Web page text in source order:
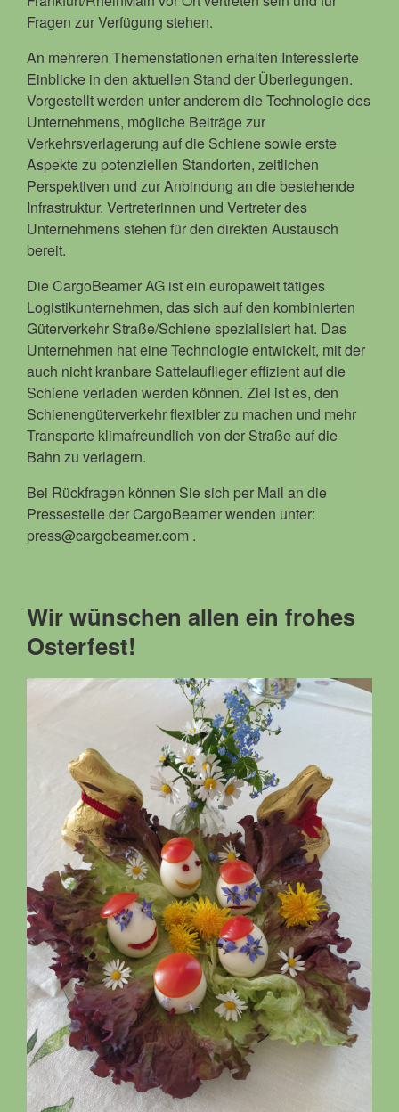
Fragen zur Verfügung stehen.
An mehreren Themenstationen erhalten Interessierte
Einblicke in den aktuellen Stand der Überlegungen.
Vorgestellt werden unter anderem die Technologie des
Unternehmens, mögliche Beiträge zur
Verkehrsverlagerung auf die Schiene sowie erste
Aspekte zu potenziellen Standorten, zeitlichen
Perspektiven und zur Anbindung an die bestehende
Infrastruktur. Vertreterinnen und Vertreter des
Unternehmens stehen für den direkten Austausch
bereit.
Die CargoBeamer AG ist ein europaweit tätiges
Logistikunternehmen, das sich auf den kombinierten
Güterverkehr Straße/Schiene spezialisiert hat. Das
Unternehmen hat eine Technologie entwickelt, mit der
auch nicht kranbare Sattelauflieger effizient auf die
Schiene verladen werden können. Ziel ist es, den
Schienengüterverkehr flexibler zu machen und mehr
Transporte klimafreundlich von der Straße auf die
Bahn zu verlagern.
Bei Rückfragen können Sie sich per Mail an die
Pressestelle der CargoBeamer wenden unter:
press@cargobeamer.com .
Wir wünschen allen ein frohes
Osterfest!